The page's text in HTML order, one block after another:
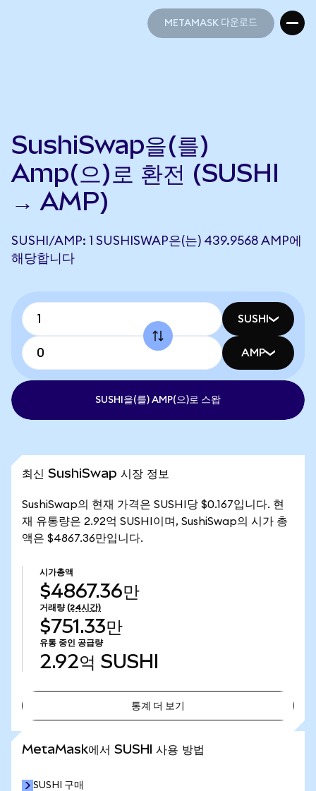
METAMASK 다운로드
SushiSwap을(를)
Amp(으)로 환전 (SUSHI
→ AMP)
SUSHI/AMP: 1 SUSHISWAP은(는) 439.9568 AMP에
해당합니다
SUSHI
AMP
SUSHI을(를) AMP(으)로 스왑
최신 SushiSwap 시장 정보
SushiSwap의 현재 가격은 SUSHI당 $0.167입니다. 현
재 유통량은 2.92억 SUSHI이며, SushiSwap의 시가 총
액은 $4867.36만입니다.
시가총액
$4867.36만
거래량 (24시간)
$751.33만
유통 중인 공급량
2.92억 SUSHI
통계 더 보기
MetaMask에서 SUSHI 사용 방법
SUSHI 구매